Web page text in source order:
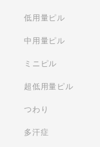
低用量ピル
中用量ピル
ミニピル
超低用量ピル
つわり
多汗症